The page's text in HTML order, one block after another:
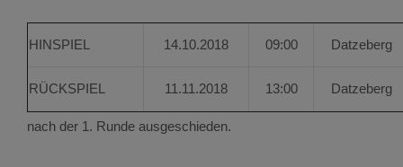
HINSPIEL 14.10.2018 09:00 Datzeberg
RÜCKSPIEL 11.11.2018 13:00 Datzeberg
nach der 1. Runde ausgeschieden.